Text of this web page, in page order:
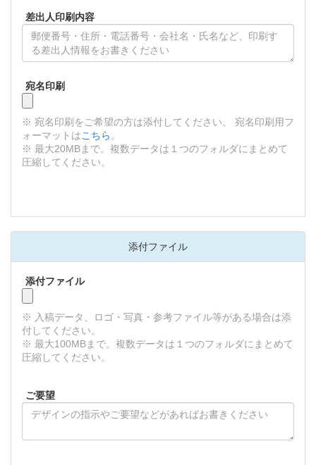
差出人印刷内容
宛名印刷
※ 宛名印刷をご希望の方は添付してください。 宛名印刷用フ
ォーマットはこちら。
※ 最大20MBまで。複数データは１つのフォルダにまとめて
圧縮してください。
添付ファイル
添付ファイル
※ 入稿データ、ロゴ・写真・参考ファイル等がある場合は添
付してください。
※ 最大100MBまで。複数データは１つのフォルダにまとめて
圧縮してください。
ご要望